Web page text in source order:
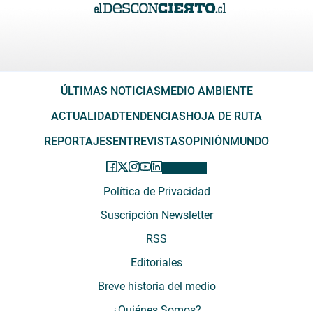
ÚLTIMAS NOTICIASMEDIO AMBIENTE
ACTUALIDADTENDENCIASHOJA DE RUTA
REPORTAJESENTREVISTASOPINIÓNMUNDO
Política de Privacidad
Suscripción Newsletter
RSS
Editoriales
Breve historia del medio